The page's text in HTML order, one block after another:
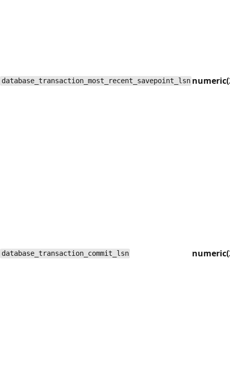
database_transaction_most_recent_savepoint_lsn
database_transaction_commit_lsn